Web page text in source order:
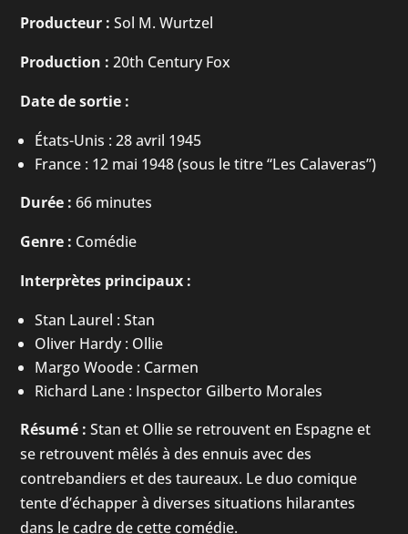
Producteur : Sol M. Wurtzel
Production : 20th Century Fox
Date de sortie :
États-Unis : 28 avril 1945
France : 12 mai 1948 (sous le titre “Les Calaveras”)
Durée : 66 minutes
Genre : Comédie
Interprètes principaux :
Stan Laurel : Stan
Oliver Hardy : Ollie
Margo Woode : Carmen
Richard Lane : Inspector Gilberto Morales
Résumé : Stan et Ollie se retrouvent en Espagne et
se retrouvent mêlés à des ennuis avec des
contrebandiers et des taureaux. Le duo comique
tente d’échapper à diverses situations hilarantes
dans le cadre de cette comédie.